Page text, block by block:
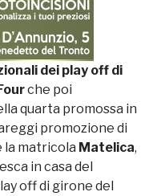
dei play off di
che poi
quarta promossa in
promozione di
la matricola Matelica,
in casa del
off di girone del